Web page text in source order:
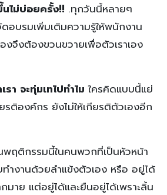
ไม่บ่อยครั้ง!! .ทุกวันนี้หลายๆ
อบรมเพิ่มเติมความรู้ให้พนักงาน
จึงต้องขวนขวายเพื่อตัวเราเอง
า จะทุ่มเทไปทำไม ใครคิดแบบนี้แย่
รติองค์กร ยังไม่ให้เกียรติตัวเองอีก
พฤติกรรมนี้ในคนพวกที่เป็นหัวหน้า
ำงานด้วยลำแข้งตัวเอง หรือ อยู่ได้
กมาย แต่อยู่ได้และยืนอยู่ได้เพราะลิ้น